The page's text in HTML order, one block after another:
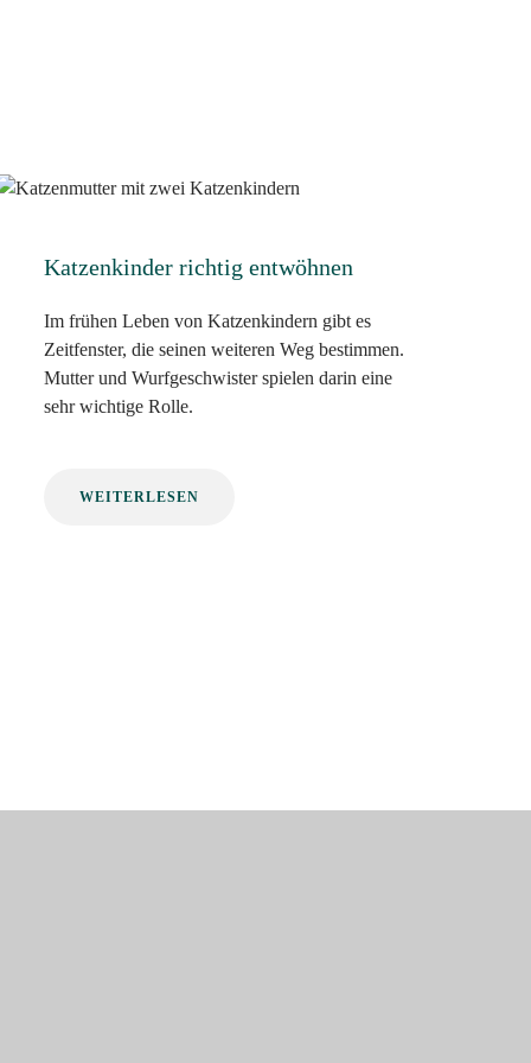
Katzenkinder richtig entwöhnen
Im frühen Leben von Katzenkindern gibt es
Zeitfenster, die seinen weiteren Weg bestimmen.
Mutter und Wurfgeschwister spielen darin eine
sehr wichtige Rolle.
WEITERLESEN